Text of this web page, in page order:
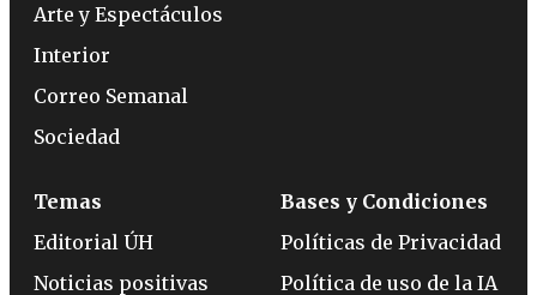
Arte y Espectáculos
Interior
Correo Semanal
Sociedad
Temas
Editorial ÚH
Noticias positivas
Bases y Condiciones
Políticas de Privacidad
Política de uso de la IA